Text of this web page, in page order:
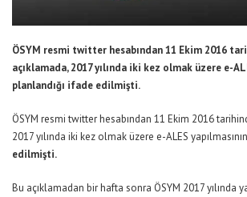
ÖSYM resmi twitter hesabından 11 Ekim 2016
açıklamada, 2017 yılında iki kez olmak üzere e-
planlandığı ifade edilmişti.
ÖSYM resmi twitter hesabından 11 Ekim 2016
2017 yılında iki kez olmak üzere e-ALES
edilmişti.
Bu açıklamadan bir hafta sonra ÖSYM 2017 yılında